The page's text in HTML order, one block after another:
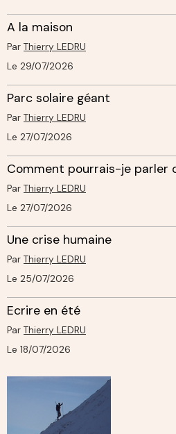
A la maison
Par Thierry LEDRU
Le 29/07/2026
Parc solaire géant
Par Thierry LEDRU
Le 27/07/2026
Comment pourrais-je parler
Par Thierry LEDRU
Le 27/07/2026
Une crise humaine
Par Thierry LEDRU
Le 25/07/2026
Ecrire en été
Par Thierry LEDRU
Le 18/07/2026